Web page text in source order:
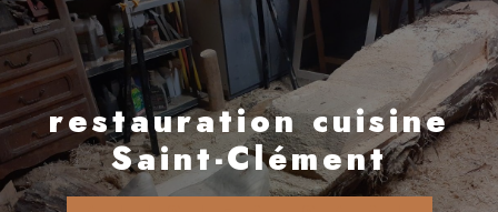
restauration cuisine
Saint-Clément